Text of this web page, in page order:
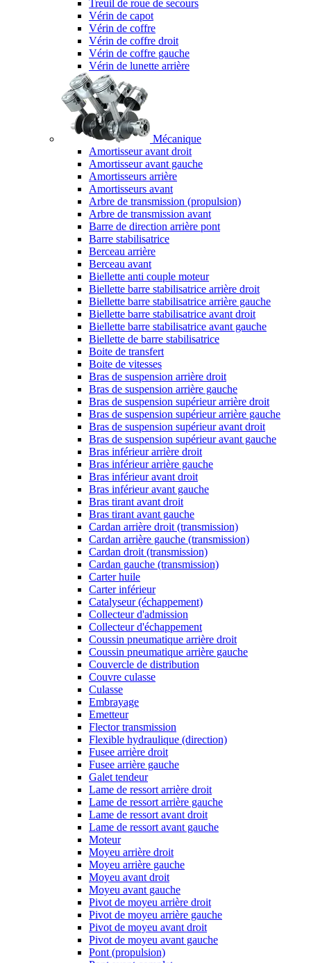
Treuil de roue de secours
Vérin de capot
Vérin de coffre
Vérin de coffre droit
Vérin de coffre gauche
Vérin de lunette arrière
Mécanique
Amortisseur avant droit
Amortisseur avant gauche
Amortisseurs arrière
Amortisseurs avant
Arbre de transmission (propulsion)
Arbre de transmission avant
Barre de direction arrière pont
Barre stabilisatrice
Berceau arrière
Berceau avant
Biellette anti couple moteur
Biellette barre stabilisatrice arrière droit
Biellette barre stabilisatrice arrière gauche
Biellette barre stabilisatrice avant droit
Biellette barre stabilisatrice avant gauche
Biellette de barre stabilisatrice
Boite de transfert
Boite de vitesses
Bras de suspension arrière droit
Bras de suspension arrière gauche
Bras de suspension supérieur arrière droit
Bras de suspension supérieur arrière gauche
Bras de suspension supérieur avant droit
Bras de suspension supérieur avant gauche
Bras inférieur arrière droit
Bras inférieur arrière gauche
Bras inférieur avant droit
Bras inférieur avant gauche
Bras tirant avant droit
Bras tirant avant gauche
Cardan arrière droit (transmission)
Cardan arrière gauche (transmission)
Cardan droit (transmission)
Cardan gauche (transmission)
Carter huile
Carter inférieur
Catalyseur (échappement)
Collecteur d'admission
Collecteur d'échappement
Coussin pneumatique arrière droit
Coussin pneumatique arrière gauche
Couvercle de distribution
Couvre culasse
Culasse
Embrayage
Emetteur
Flector transmission
Flexible hydraulique (direction)
Fusee arrière droit
Fusee arrière gauche
Galet tendeur
Lame de ressort arrière droit
Lame de ressort arrière gauche
Lame de ressort avant droit
Lame de ressort avant gauche
Moteur
Moyeu arrière droit
Moyeu arrière gauche
Moyeu avant droit
Moyeu avant gauche
Pivot de moyeu arrière droit
Pivot de moyeu arrière gauche
Pivot de moyeu avant droit
Pivot de moyeu avant gauche
Pont (propulsion)